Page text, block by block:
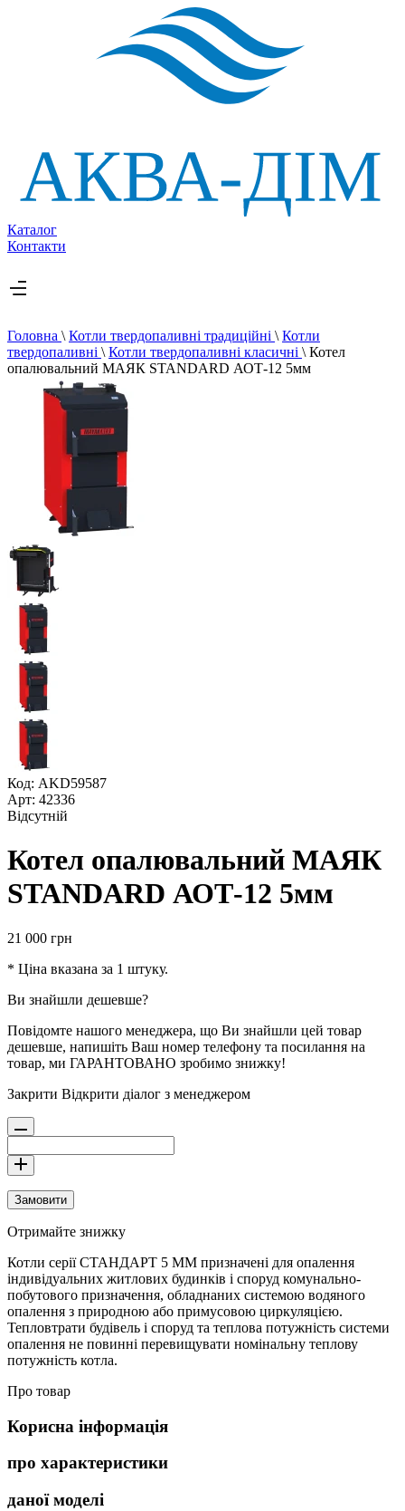
Каталог
Контакти
Головна \ Котли твердопаливні традиційні \ Котли
твердопаливні \ Котли твердопаливні класичні \ Котел
опалювальний МАЯК STANDARD АОТ-12 5мм
Код: AKD59587
Арт: 42336
Відсутній
Котел опалювальний МАЯК
STANDARD АОТ-12 5мм
21 000 грн
* Ціна вказана за 1 штуку.
Ви знайшли дешевше?
Повідомте нашого менеджера, що Ви знайшли цей товар
дешевше, напишіть Ваш номер телефону та посилання на
товар, ми ГАРАНТОВАНО зробимо знижку!
Закрити Відкрити діалог з менеджером
Замовити
Отримайте знижку
Котли серії СТАНДАРТ 5 ММ призначені для опалення
індивідуальних житлових будинків і споруд комунально-
побутового призначення, обладнаних системою водяного
опалення з природною або примусовою циркуляцією.
Тепловтрати будівель і споруд та теплова потужність системи
опалення не повинні перевищувати номінальну теплову
потужність котла.
Про товар
Корисна інформація
про характеристики
даної моделі